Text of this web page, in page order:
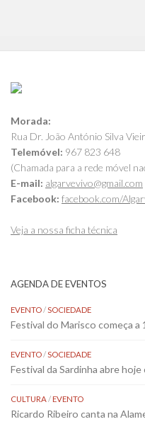
Morada:
Rua Dr. João António Silva
Telemóvel: 967 823 648
(Chamada para a rede móvel
E-mail: algarvevivo@gmail.com
Facebook: facebook.com/
Veja a nossa ficha técnica
AGENDA DE EVENTOS
EVENTO/SOCIEDADE
Festival do Marisco começa a
EVENTO/SOCIEDADE
Festival da Sardinha abre
CULTURA/EVENTO
Ricardo Ribeiro canta na